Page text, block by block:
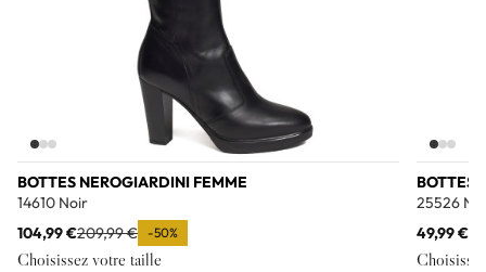
BOTTES NEROGIARDINI FEMME
14610 Noir
104,99 €209,99 € -50%
Choisissez votre taille
BOTTES
25526
49,99 €